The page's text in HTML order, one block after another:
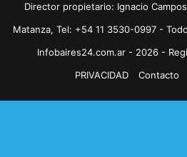
Director propietario: Ignacio
Matanza, Tel: +54 11 3530-0997 -
Infobaires24.com.ar - 2026 -
PRIVACIDAD
Contacto